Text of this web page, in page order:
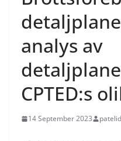
analys av
CPTED:s
14 September 2023